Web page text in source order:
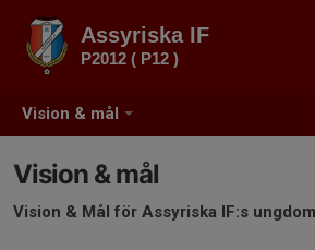
Vision & mål
Assyriska IF
P2012 ( P12 )
Vision & mål
Vision & Mål för Assyriska IF:s